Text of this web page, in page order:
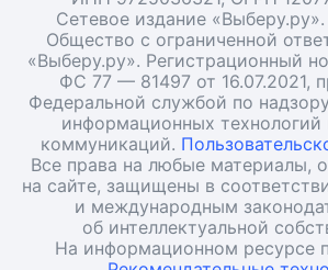
Сетевое издание
Общество с ограниченной
«Выберу.ру». Регистрационный
ФС 77 — 81497 от 16.07.2021,
Федеральной службой по
информационных
коммуникаций.
Все права на любые материалы,
на сайте, защищены в
и международным
об интеллектуальной
На информационном ресурсе